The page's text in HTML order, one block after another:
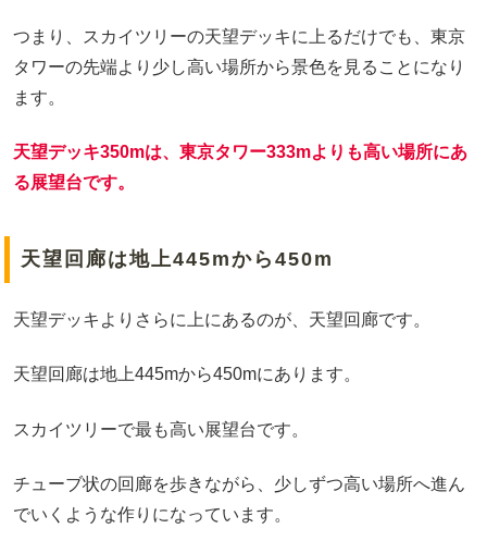
つまり、スカイツリーの天望デッキに上るだけでも、東京
タワーの先端より少し高い場所から景色を見ることになり
ます。
天望デッキ350mは、東京タワー333mよりも高い場所にあ
る展望台です。
天望回廊は地上445mから450m
天望デッキよりさらに上にあるのが、天望回廊です。
天望回廊は地上445mから450mにあります。
スカイツリーで最も高い展望台です。
チューブ状の回廊を歩きながら、少しずつ高い場所へ進ん
でいくような作りになっています。